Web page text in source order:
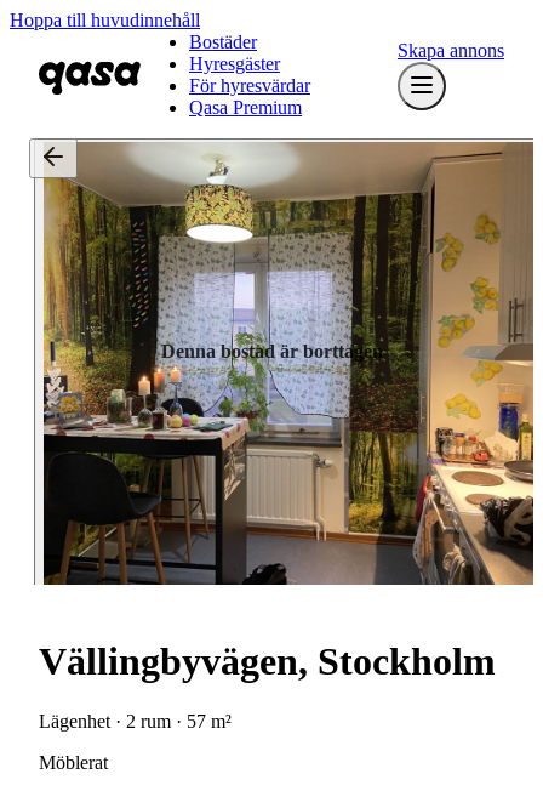
Hoppa till huvudinnehåll
Bostäder
Hyresgäster
För hyresvärdar
Qasa Premium
Skapa annons
Denna bostad är borttagen
Vällingbyvägen, Stockholm
Lägenhet · 2 rum · 57 m²
Möblerat